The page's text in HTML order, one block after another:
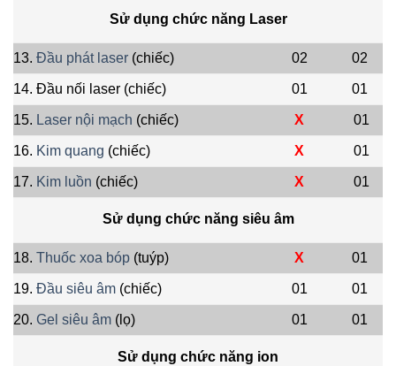
Sử dụng chức năng Laser
13. Đầu phát laser (chiếc) 02 02
14. Đầu nối laser (chiếc) 01 01
15. Laser nội mạch (chiếc) X 01
16. Kim quang (chiếc) X 01
17. Kim luồn (chiếc) X 01
Sử dụng chức năng siêu âm
18. Thuốc xoa bóp (tuýp) X 01
19. Đầu siêu âm (chiếc) 01 01
20. Gel siêu âm (lọ) 01 01
Sử dụng chức năng ion